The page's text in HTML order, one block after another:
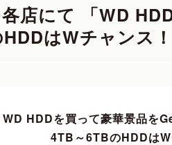
店にて 「WD
はWチャンス！
WD HDDを買って豪華景品を
4TB～6TBのHDDはW